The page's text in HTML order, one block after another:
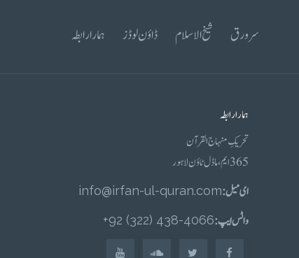
سرورق شیخ الاسلام ڈاؤن لوڈز ہمارا رابطہ
ہمارا رابطہ
تحریکِ منہاج القرآن
365 ایم، ماڈل ٹاؤن لاہور
ای میل :info@irfan-ul-quran.com
واٹس ایپ :4066-438 (322) 92+